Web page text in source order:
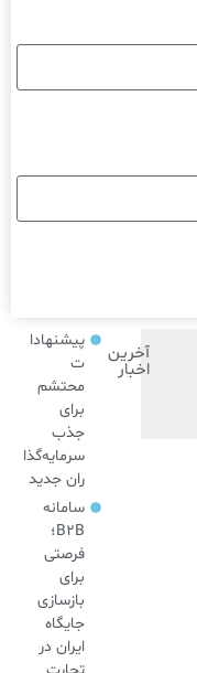
آخرین
اخبار
پیشنهادا
ت
محتشم
برای
جذب
سرمایه‌گذا
ران جدید
سامانه
B2B؛
فرصتی
برای
بازسازی
جایگاه
ایران در